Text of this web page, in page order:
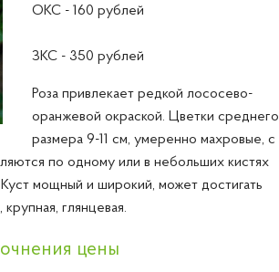
ОКС - 160 рублей
ЗКС - 350 рублей
Роза привлекает редкой лососево-
оранжевой окраской. Цветки среднего
размера 9-11 см, умеренно махровые, с
по одному или в небольших кистях
мощный и широкий, может достигать
глянцевая.
цены